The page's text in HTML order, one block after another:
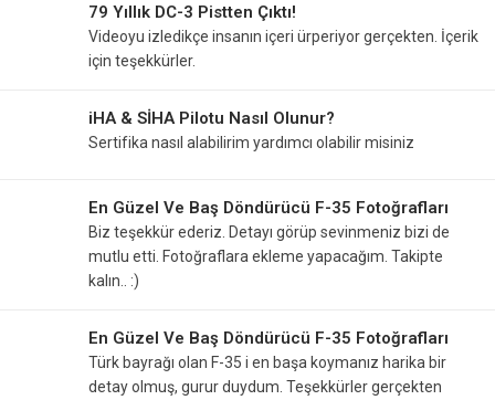
79 Yıllık DC-3 Pistten Çıktı!
Videoyu izledikçe insanın içeri ürperiyor gerçekten. İçerik
için teşekkürler.
iHA & SİHA Pilotu Nasıl Olunur?
Sertifika nasıl alabilirim yardımcı olabilir misiniz
En Güzel Ve Baş Döndürücü F-35 Fotoğrafları
Biz teşekkür ederiz. Detayı görüp sevinmeniz bizi de
mutlu etti. Fotoğraflara ekleme yapacağım. Takipte
kalın.. :)
En Güzel Ve Baş Döndürücü F-35 Fotoğrafları
Türk bayrağı olan F-35 i en başa koymanız harika bir
detay olmuş, gurur duydum. Teşekkürler gerçekten